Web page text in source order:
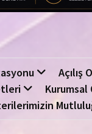
Açılış
Kurumsal